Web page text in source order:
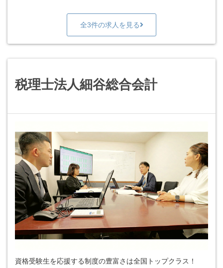
全3件の求人を見る
税理士法人細谷総合会計
資格受験生を応援する制度の豊富さは全国トップクラス！